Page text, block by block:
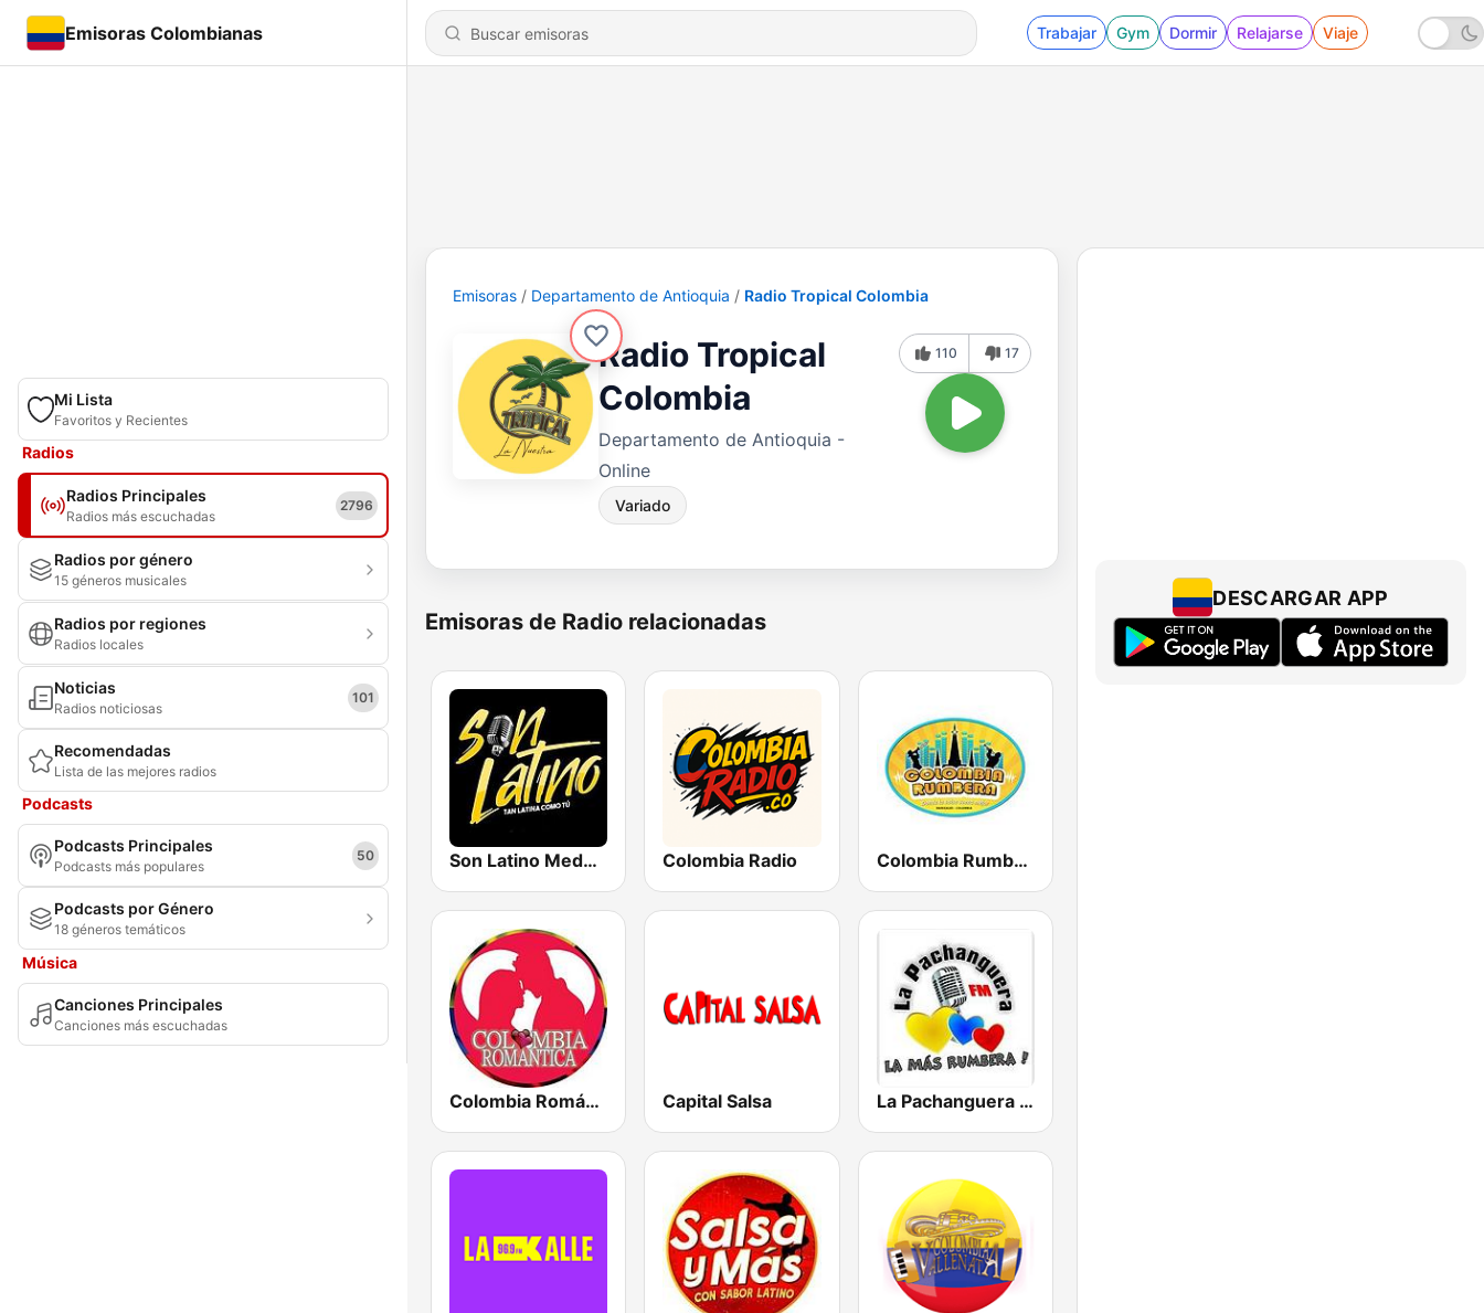
Emisoras Colombianas Trabajar Gym Dormir Relajarse Viaje
Mi Lista
Favoritos y Recientes
Radios
Radios Principales
Radios más escuchadas
2796
Radios por género
15 géneros musicales
Radios por regiones
Radios locales
Noticias
Radios noticiosas
101
Recomendadas
Lista de las mejores radios
Podcasts
Podcasts Principales
Podcasts más populares
50
Podcasts por Género
18 géneros temáticos
Música
Canciones Principales
Canciones más escuchadas
Emisoras Departamento de Antioquia Radio Tropical Colombia
Radio Tropical
Colombia
Departamento de Antioquia -
Online
Variado
110 17
Emisoras de Radio relacionadas
Son Latino Medellín Colombia Radio Colombia Rumbera
Colombia Romántica Capital Salsa La Pachanguera FM
DESCARGAR APP